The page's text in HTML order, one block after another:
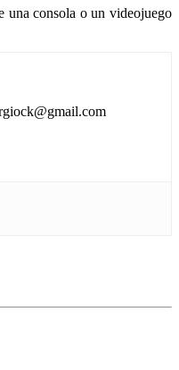
una consola o un videojuego